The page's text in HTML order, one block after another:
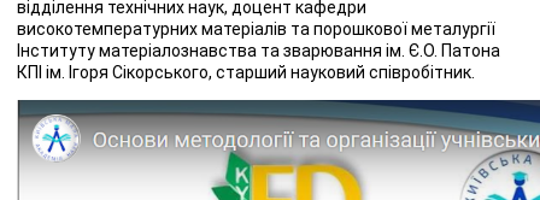
відділення технічних наук, доцент кафедри
високотемпературних матеріалів та порошкової металургії
Інституту матеріалознавства та зварювання ім. Є.О. Патона
КПІ ім. Ігоря Сікорського, старший науковий співробітник.